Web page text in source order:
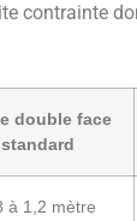
contrainte
double face
standard
à 1,2 mètre